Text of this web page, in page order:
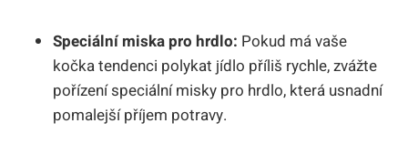
Speciální miska pro hrdlo: Pokud má vaše
kočka tendenci polykat jídlo příliš rychle, zvážte
pořízení speciální misky pro hrdlo, která usnadní
pomalejší příjem potravy.